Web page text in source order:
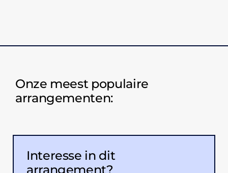
Onze meest populaire
arrangementen:
Interesse in dit
arrangement?